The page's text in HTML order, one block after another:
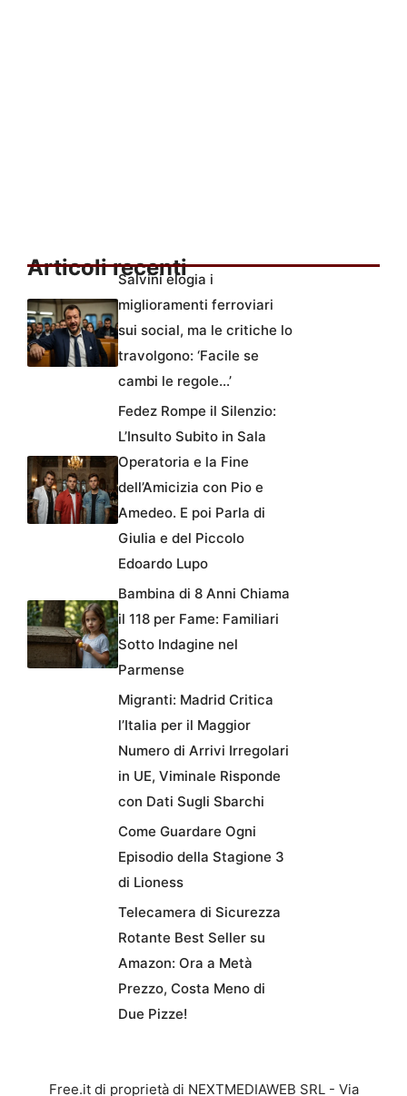
Articoli recenti
Salvini elogia i
miglioramenti ferroviari
sui social, ma le critiche lo
travolgono: ‘Facile se
cambi le regole…’
Fedez Rompe il Silenzio:
L’Insulto Subito in Sala
Operatoria e la Fine
dell’Amicizia con Pio e
Amedeo. E poi Parla di
Giulia e del Piccolo
Edoardo Lupo
Bambina di 8 Anni Chiama
il 118 per Fame: Familiari
Sotto Indagine nel
Parmense
Migranti: Madrid Critica
l’Italia per il Maggior
Numero di Arrivi Irregolari
in UE, Viminale Risponde
con Dati Sugli Sbarchi
Come Guardare Ogni
Episodio della Stagione 3
di Lioness
Telecamera di Sicurezza
Rotante Best Seller su
Amazon: Ora a Metà
Prezzo, Costa Meno di
Due Pizze!
Free.it di proprietà di NEXTMEDIAWEB SRL - Via